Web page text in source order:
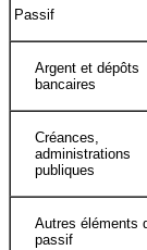
Passif
Argent et dépôts
bancaires
Créances,
administrations
publiques
Autres éléments
passif